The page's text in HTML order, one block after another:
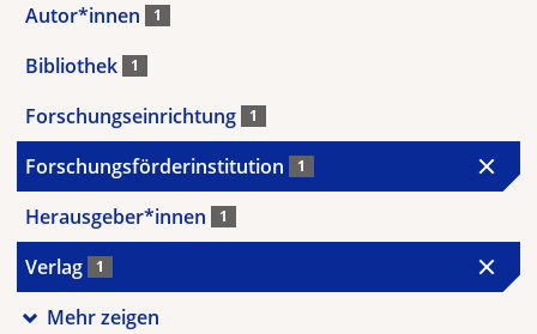
Autor*innen 1
Bibliothek 1
Forschungseinrichtung 1
Forschungsförderinstitution 1
Herausgeber*innen 1
Verlag 1
Mehr zeigen